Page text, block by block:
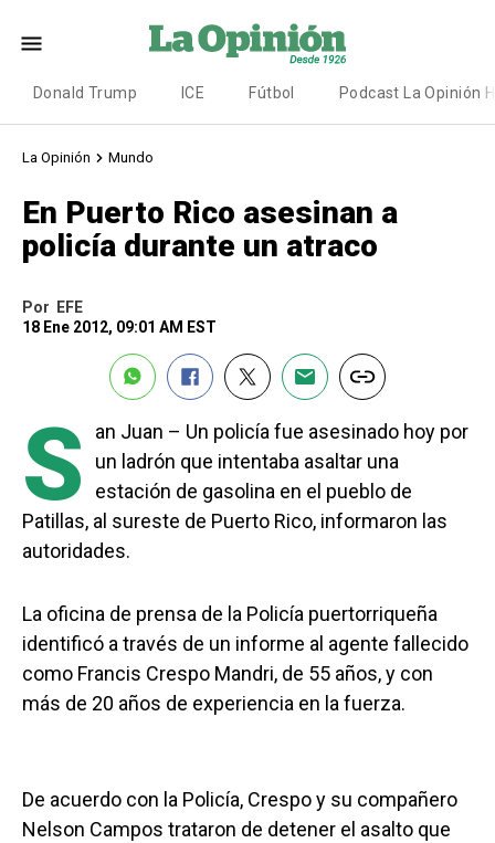
Donald Trump ICE Fútbol Podcast La Opinión
La Opinión Mundo
En Puerto Rico asesinan a
policía durante un atraco
Por
EFE
18 Ene 2012, 09:01 AM EST
S
an Juan – Un policía fue asesinado hoy por
un ladrón que intentaba asaltar una
estación de gasolina en el pueblo de
Patillas, al sureste de Puerto Rico, informaron las
autoridades.
La oficina de prensa de la Policía puertorriqueña
identificó a través de un informe al agente fallecido
como Francis Crespo Mandri, de 55 años, y con
más de 20 años de experiencia en la fuerza.
De acuerdo con la Policía, Crespo y su compañero
Nelson Campos trataron de detener el asalto que